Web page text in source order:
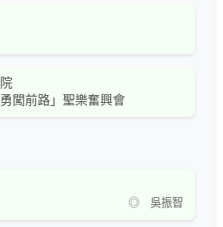
闖前路」聖樂奮興會
◎ 吳振智